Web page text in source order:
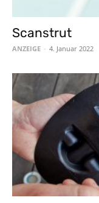
Scanstrut
ANZEIGE - 4. Januar 2022